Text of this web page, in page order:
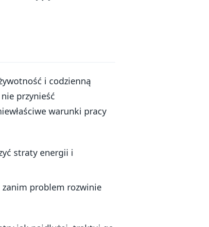
i codzienną
przynieść
warunki pracy
straty energii i
problem rozwinie